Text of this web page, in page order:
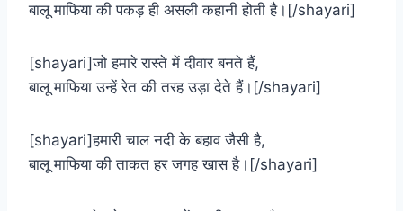
बालू माफिया की पकड़ ही असली कहानी होती है।[/shayari]
[shayari]जो हमारे रास्ते में दीवार बनते हैं,
बालू माफिया उन्हें रेत की तरह उड़ा देते हैं।[/shayari]
[shayari]हमारी चाल नदी के बहाव जैसी है,
बालू माफिया की ताकत हर जगह खास है।[/shayari]